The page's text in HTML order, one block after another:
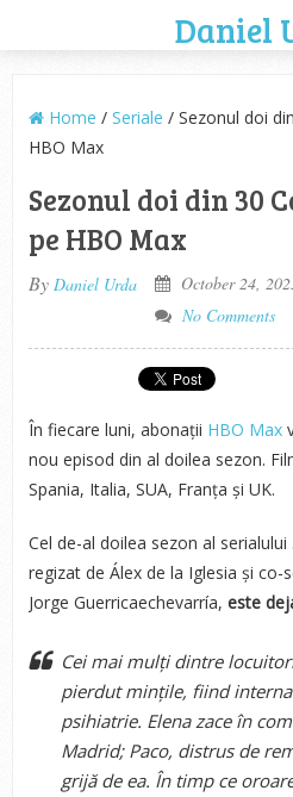
Daniel
Home / Seriale / Sezonul doi
HBO Max
Sezonul doi din 30
pe HBO Max
By Daniel Urda October 24,
No Comments
În fiecare luni, abonații HBO Max
nou episod din al doilea sezon.
Spania, Italia, SUA, Franța și UK.
Cel de-al doilea sezon al serialului
regizat de Álex de la Iglesia și co-
Jorge Guerricaechevarría, este
Cei mai mulți dintre
pierdut mințile, fiind
psihiatrie. Elena zace în
Madrid; Paco, distrus de
grijă de ea. În timp ce